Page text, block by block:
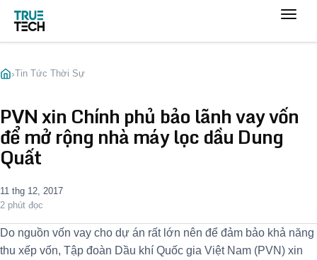
›Tin Tức Thời Sự
PVN xin Chính phủ bảo lãnh vay vốn
để mở rộng nhà máy lọc dầu Dung
Quất
11 thg 12, 2017
2 phút đọc
Do nguồn vốn vay cho dự án rất lớn nên để đảm bảo khả năng
thu xếp vốn, Tập đoàn Dầu khí Quốc gia Việt Nam (PVN) xin